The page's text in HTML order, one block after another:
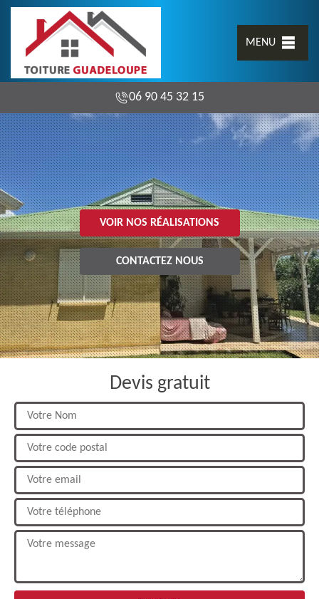
MENU
06 90 45 32 15
VOIR NOS RÉALISATIONS
CONTACTEZ NOUS
Devis gratuit